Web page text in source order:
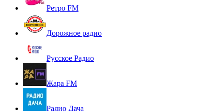
Ретро FM
Дорожное радио
Русское Радио
Жара FM
Радио Дача